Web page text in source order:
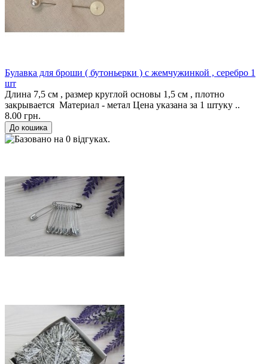
Булавка для броши ( бутоньерки ) с жемчужинкой , серебро 1
шт
Длина 7,5 см , размер круглой основы 1,5 см , плотно
закрывается Материал - метал Цена указана за 1 штуку ..
8.00 грн.